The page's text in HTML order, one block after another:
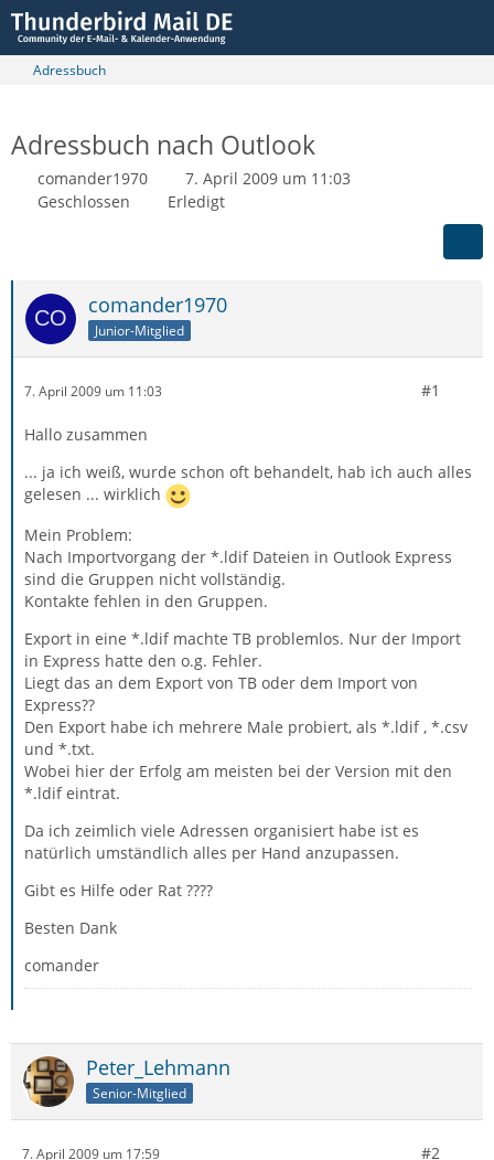
Adressbuch
Adressbuch nach Outlook
comander1970
7. April 2009 um 11:03
Geschlossen
Erledigt
comander1970
Junior-Mitglied
7. April 2009 um 11:03 #1
Hallo zusammen
... ja ich weiß, wurde schon oft behandelt, hab ich auch alles
gelesen ... wirklich
Mein Problem:
Nach Importvorgang der *.ldif Dateien in Outlook Express
sind die Gruppen nicht vollständig.
Kontakte fehlen in den Gruppen.
Export in eine *.ldif machte TB problemlos. Nur der Import
in Express hatte den o.g. Fehler.
Liegt das an dem Export von TB oder dem Import von
Express??
Den Export habe ich mehrere Male probiert, als *.ldif , *.csv
und *.txt.
Wobei hier der Erfolg am meisten bei der Version mit den
*.ldif eintrat.
Da ich zeimlich viele Adressen organisiert habe ist es
natürlich umständlich alles per Hand anzupassen.
Gibt es Hilfe oder Rat ????
Besten Dank
comander
Peter_Lehmann
Senior-Mitglied
7. April 2009 um 17:59 #2